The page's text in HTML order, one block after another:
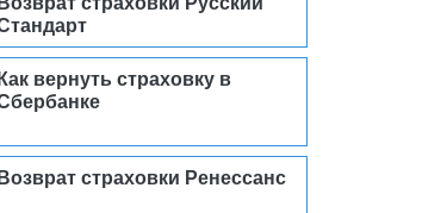
Как вернуть страховку в
Возврат страховки Ренессанс